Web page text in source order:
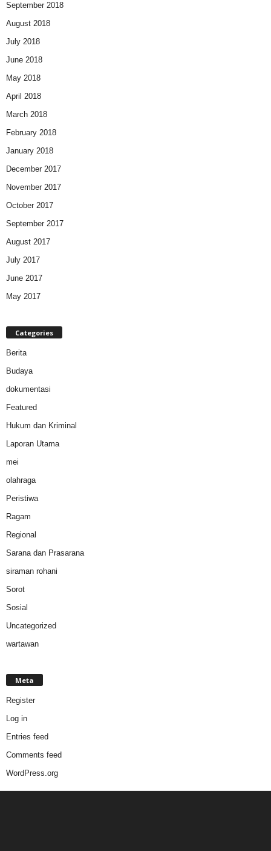
September 2018
August 2018
July 2018
June 2018
May 2018
April 2018
March 2018
February 2018
January 2018
December 2017
November 2017
October 2017
September 2017
August 2017
July 2017
June 2017
May 2017
Categories
Berita
Budaya
dokumentasi
Featured
Hukum dan Kriminal
Laporan Utama
mei
olahraga
Peristiwa
Ragam
Regional
Sarana dan Prasarana
siraman rohani
Sorot
Sosial
Uncategorized
wartawan
Meta
Register
Log in
Entries feed
Comments feed
WordPress.org